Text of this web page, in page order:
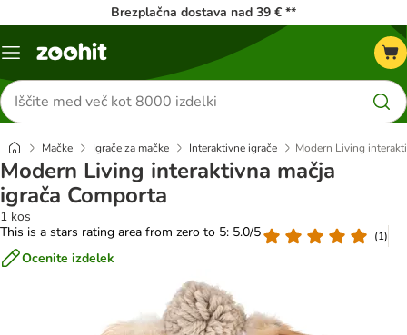
Brezplačna dostava nad 39 € **
Meni
Iskanje
izdelkov
Mačke Igrače za mačke Interaktivne igrače Modern Living
Modern Living interaktivna mačja
igrača Comporta
1 kos
This is a stars rating area from zero to 5: 5.0/5
(1)
Ocenite izdelek